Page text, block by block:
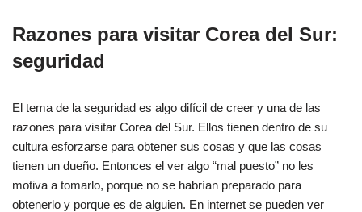
Razones para visitar Corea del Sur:
seguridad
El tema de la seguridad es algo difícil de creer y una de las
razones para visitar Corea del Sur. Ellos tienen dentro de su
cultura esforzarse para obtener sus cosas y que las cosas
tienen un dueño. Entonces el ver algo “mal puesto” no les
motiva a tomarlo, porque no se habrían preparado para
obtenerlo y porque es de alguien. En internet se pueden ver